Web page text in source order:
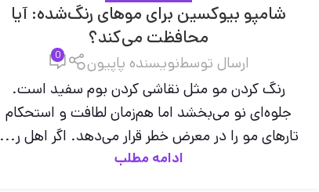
شامپو بیوکسین برای موهای رنگ‌شده: آیا
محافظت می‌کند؟
ارسال توسطنویسنده پاپیون 0
رنگ کردن مو مثل نقاشی کردن بوم سفید است.
جلوه‌ای نو می‌بخشد اما هم‌زمان لطافت و استحکام
تارهای مو را در معرض خطر قرار می‌دهد. اگر اهل ر...
ادامه مطلب